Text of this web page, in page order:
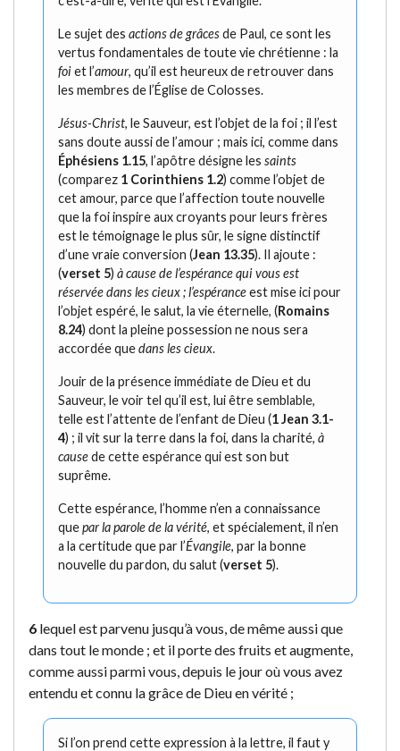
Le sujet des actions de grâcesde Paul, ce sont les
vertus fondamentales de toute vie chrétienne : la
foiet l’amour, qu’il est heureux de retrouver dans
les membres de l’Église de Colosses.
Jésus-Christ, le Sauveur, est l’objet de la foi ; il l’est
sans doute aussi de l’amour ; mais ici, comme dans
Éphésiens 1.15, l’apôtre désigne les saints
(comparez 1 Corinthiens 1.2) comme l’objet de
cet amour, parce que l’affection toute nouvelle
que la foi inspire aux croyants pour leurs frères
est le témoignage le plus sûr, le signe distinctif
d’une vraie conversion (Jean 13.35). Il ajoute :
(verset 5) à cause de l’espérance qui vous est
réservée dans les cieux ; l’espéranceest mise ici pour
l’objet espéré, le salut, la vie éternelle, (Romains
8.24) dont la pleine possession ne nous sera
accordée quedans les cieux.
Jouir de la présence immédiate de Dieu et du
Sauveur, le voir tel qu’il est, lui être semblable,
telle est l’attente de l’enfant de Dieu (1 Jean 3.1-
4) ; il vit sur la terre dans la foi, dans la charité, à
causede cette espérance qui est son but
suprême.
Cette espérance, l’homme n’en a connaissance
quepar la parole de la vérité, et spécialement, il n’en
a la certitude que par l’Évangile, par la bonne
nouvelle du pardon, du salut (verset 5).
6 lequel est parvenu jusqu’à vous, de même aussi que
dans tout le monde ; et il porte des fruits et augmente,
comme aussi parmi vous, depuis le jour où vous avez
entendu et connu la grâce de Dieu en vérité ;
Si l’on prend cette expression à la lettre, il faut y